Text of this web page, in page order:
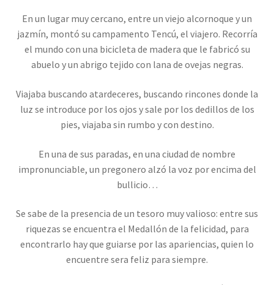
En un lugar muy cercano, entre un viejo alcornoque y un
jazmín, montó su campamento Tencú, el viajero. Recorría
el mundo con una bicicleta de madera que le fabricó su
abuelo y un abrigo tejido con lana de ovejas negras.
Viajaba buscando atardeceres, buscando rincones donde la
luz se introduce por los ojos y sale por los dedillos de los
pies, viajaba sin rumbo y con destino.
En una de sus paradas, en una ciudad de nombre
impronunciable, un pregonero alzó la voz por encima del
bullicio…
Se sabe de la presencia de un tesoro muy valioso: entre sus
riquezas se encuentra el Medallón de la felicidad, para
encontrarlo hay que guiarse por las apariencias, quien lo
encuentre sera feliz para siempre.